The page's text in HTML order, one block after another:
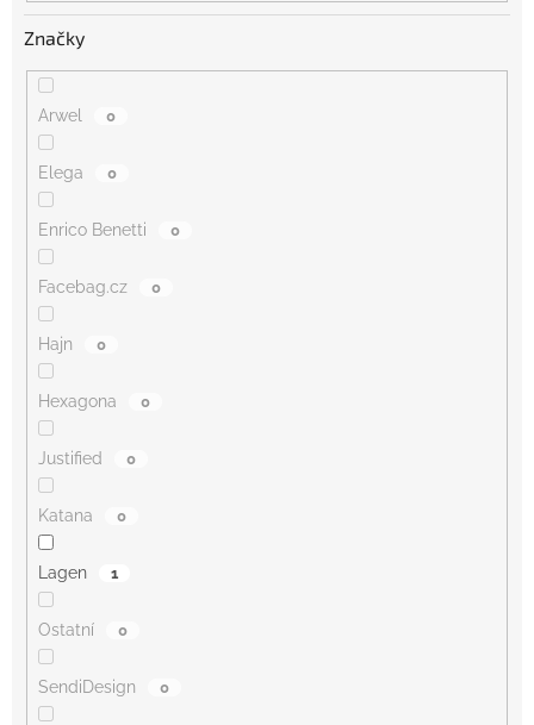
Značky
Arwel 0
Elega 0
Enrico Benetti 0
Facebag.cz 0
Hajn 0
Hexagona 0
Justified 0
Katana 0
Lagen 1
Ostatní 0
SendiDesign 0